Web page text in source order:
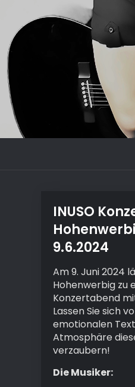
INUSO
9.6.2024
Am 9. Juni 2024
Hohenwerbig zu
Konzertabend
Lassen Sie sich
emotionalen
Atmosphäre
verzaubern!
Die Musiker: